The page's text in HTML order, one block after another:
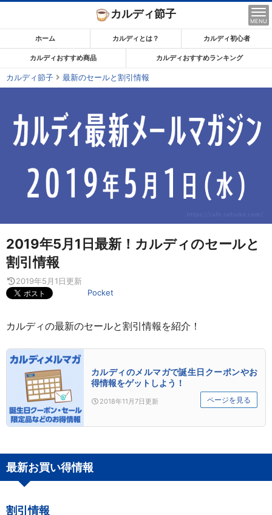
ン
ま
カルディ節子
MENU
ホーム カルディとは？ カルディ初心者
カルディおすすめ商品 カルディおすすめランキング
カルディ節子 最新のセールと割引情報
2019年5月1日最新！カルディのセールと
割引情報
2019年5月1日更新
Pocket
カルディの最新のセールと割引情報を紹介！
カルディのメルマガで誕生日クーポンやお
得情報をゲットしよう！
2018年11月7日 更新 ページを見る
最新お買い得情報
割引情報